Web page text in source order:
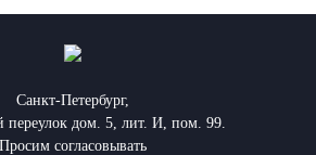
Санкт-Петербург,
переулок дом. 5, лит. И, пом. 99.
Просим согласовывать